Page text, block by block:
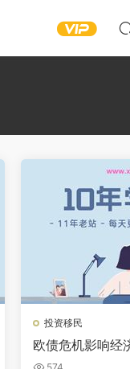
投资移民
欧债危机影响经
移民澳大利亚